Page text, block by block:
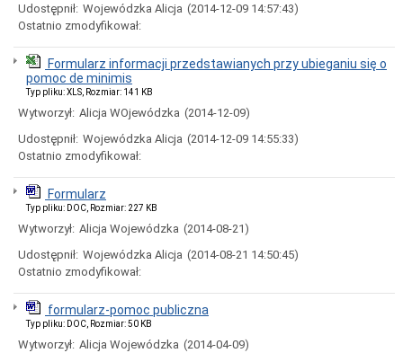
otwarcia
Organizacyjny
Komórki
Organizacyjne
Urzędu
Miasta
Koordynator
do
dostępności
Standardy
Ochrony
Małoletnich
Ochrona
danych
osobowych
Informacje
naborze
na
Udostępnił: Wojewódzka Alicja (2014-12-09 14:57:43)
Ostatnio zmodyfikował:
Formularz informacji przedstawianych przy ubieganiu się o
pomoc de minimis
Typ pliku: XLS, Rozmiar: 141 KB
Wytworzył: Alicja WOjewódzka (2014-12-09)
Udostępnił: Wojewódzka Alicja (2014-12-09 14:55:33)
Ostatnio zmodyfikował:
Formularz
Typ pliku: DOC, Rozmiar: 227 KB
Wytworzył: Alicja Wojewódzka (2014-08-21)
Udostępnił: Wojewódzka Alicja (2014-08-21 14:50:45)
Ostatnio zmodyfikował:
formularz-pomoc publiczna
Typ pliku: DOC, Rozmiar: 50 KB
Wytworzył: Alicja Wojewódzka (2014-04-09)